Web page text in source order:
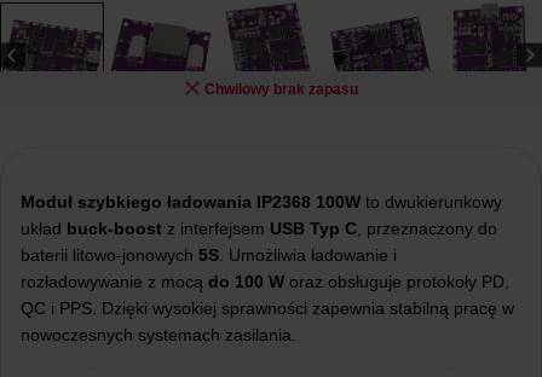
Chwilowy brak zapasu
Moduł szybkiego ładowania IP2368 100W to dwukierunkowy
układ buck-boost z interfejsem USB Typ C , przeznaczony do
baterii litowo-jonowych 5S . Umożliwia ładowanie i
rozładowywanie z mocą do 100 W oraz obsługuje protokoły PD,
QC i PPS. Dzięki wysokiej sprawności zapewnia stabilną pracę w
nowoczesnych systemach zasilania.